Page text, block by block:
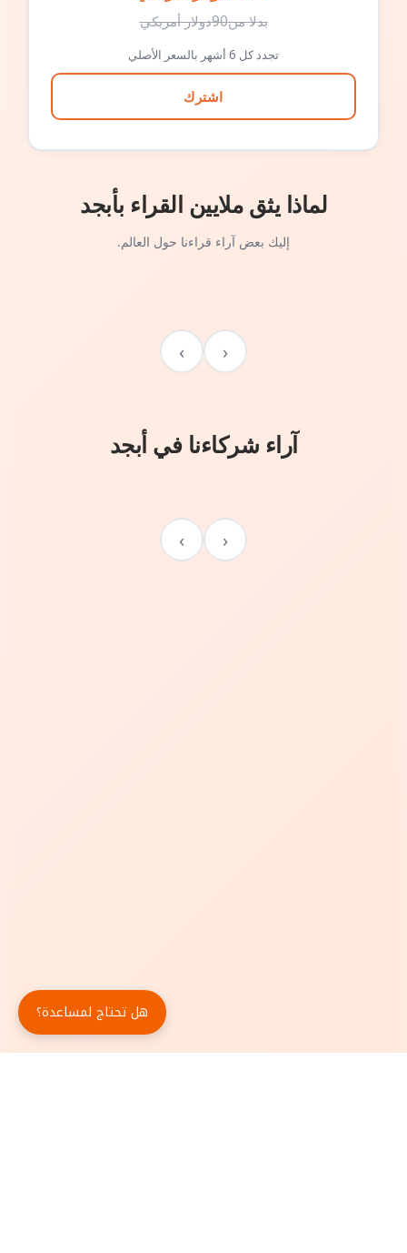
بدلا من90دولار أمريكي
تجدد كل 6 أشهر بالسعر الأصلي
اشترك
لماذا يثق ملايين القراء بأبجد
إليك بعض آراء قراءنا حول العالم.
‹
›
آراء شركاءنا في أبجد
‹
›
هل تحتاج لمساعدة؟